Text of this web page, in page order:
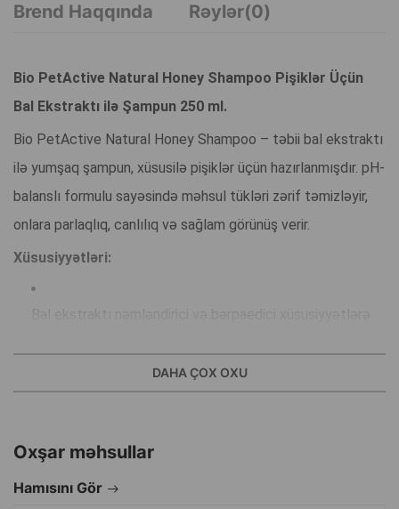
Brend Haqqında
Rəylər(0)
Bio PetActive Natural Honey Shampoo Pişiklər Üçün
Bal Ekstraktı ilə Şampun 250 ml.
Bio PetActive Natural Honey Shampoo – təbii bal ekstraktı
ilə yumşaq şampun, xüsusilə pişiklər üçün hazırlanmışdır. pH-
balanslı formulu sayəsində məhsul tükləri zərif təmizləyir,
onlara parlaqlıq, canlılıq və sağlam görünüş verir.
Xüsusiyyətləri:
Xoşagəlməz qoxuları aradan qaldırır, bal və südün
davamlı ətrini saxlayır.
DAHA ÇOX OXU
Oxşar məhsullar
Hamısını Gör